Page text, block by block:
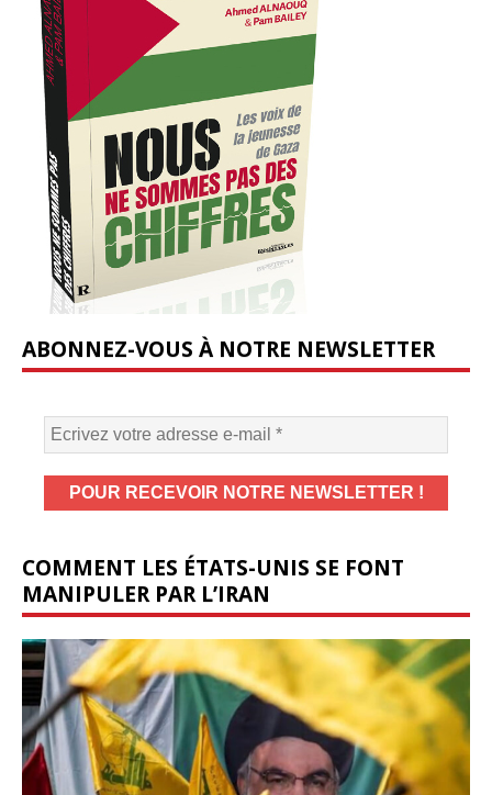
ABONNEZ-VOUS À NOTRE NEWSLETTER
COMMENT LES ÉTATS-UNIS SE FONT
MANIPULER PAR L’IRAN